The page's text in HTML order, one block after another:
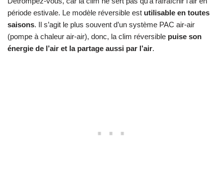
période estivale. Le modèle réversible est utilisable en toutes
saisons. Il s’agit le plus souvent d’un système PAC air-air
(pompe à chaleur air-air), donc, la clim réversible puise son
énergie de l’air et la partage aussi par l’air.